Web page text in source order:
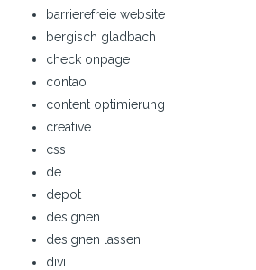
barrierefreie website
bergisch gladbach
check onpage
contao
content optimierung
creative
css
de
depot
designen
designen lassen
divi